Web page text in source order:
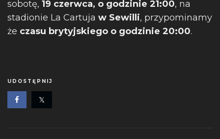
sobotę, 19 czerwca, o godzinie 21:00, na
stadionie La Cartuja w Sewilli, przypominamy
że czasu brytyjskiego o godzinie 20:00.
UDOSTĘPNIJ